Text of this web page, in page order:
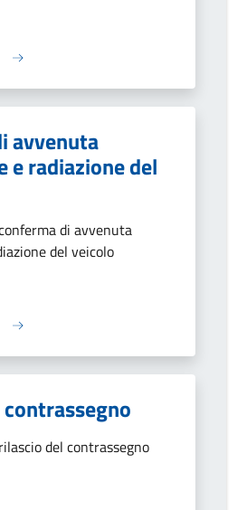
avvenuta
e radiazione del
di avvenuta
del veicolo
del contrassegno